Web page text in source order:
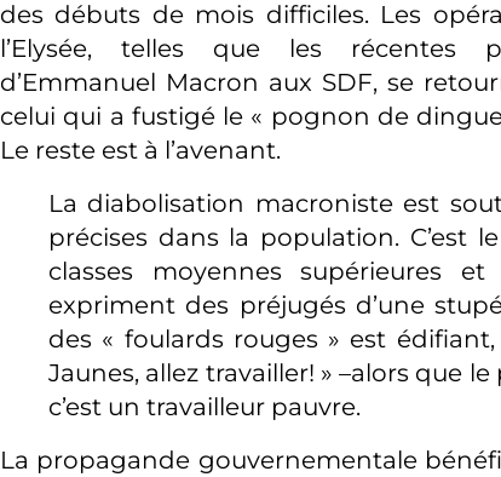
des débuts de mois difficiles. Les
l’Elysée, telles que les récentes
d’Emmanuel Macron aux SDF, se
celui qui a fustigé le « pognon de
Le reste est à l’avenant.
La diabolisation macroniste est
précises dans la population. C’est
classes moyennes supérieures
expriment des préjugés d’une
des « foulards rouges » est
Jaunes, allez travailler! » –alors que
c’est un travailleur pauvre.
La propagande gouvernementale